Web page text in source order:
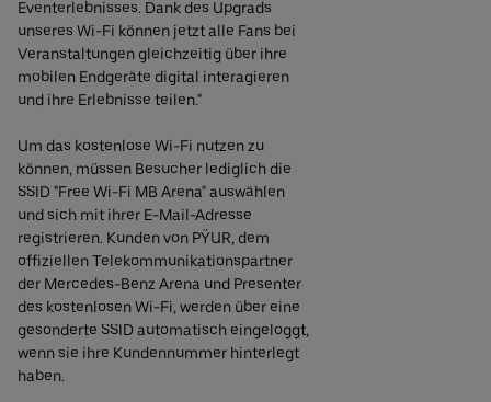
Eventerlebnisses. Dank des Upgrads
unseres Wi-Fi können jetzt alle Fans bei
Veranstaltungen gleichzeitig über ihre
mobilen Endgeräte digital interagieren
und ihre Erlebnisse teilen."
Um das kostenlose Wi-Fi nutzen zu
können, müssen Besucher lediglich die
SSID "Free Wi-Fi MB Arena" auswählen
und sich mit ihrer E-Mail-Adresse
registrieren. Kunden von PŸUR, dem
offiziellen Telekommunikationspartner
der Mercedes-Benz Arena und Presenter
des kostenlosen Wi-Fi, werden über eine
gesonderte SSID automatisch eingeloggt,
wenn sie ihre Kundennummer hinterlegt
haben.